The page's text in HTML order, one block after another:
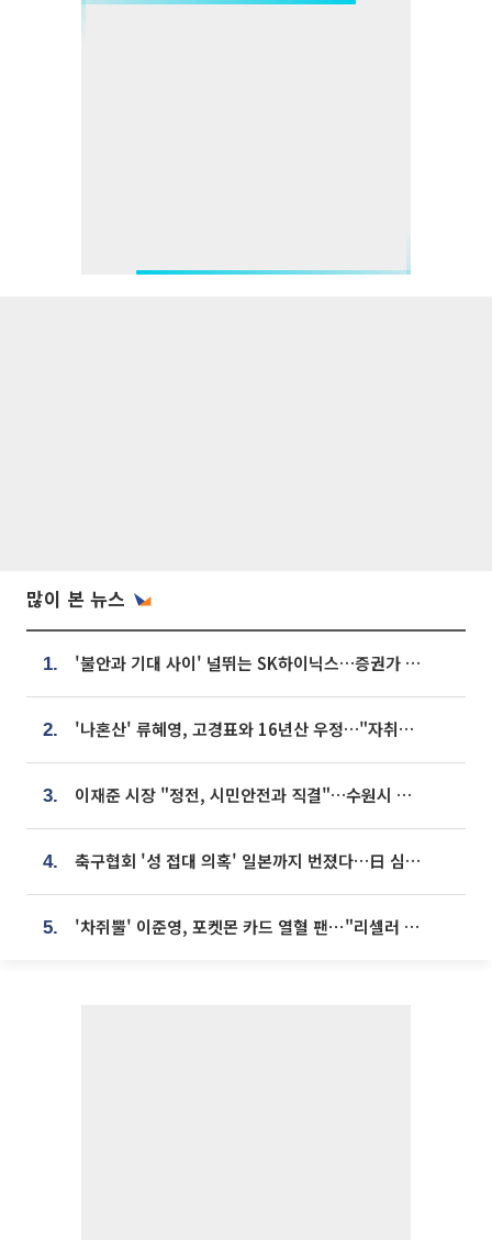
많이 본 뉴스
1. '불안과 기대 사이' 널뛰는 SK하이닉스…증권가 "HBM4·LTA 기반 펀터멘털 견고"
2. '나혼산' 류혜영, 고경표와 16년산 우정…"자취방서 부모님과 마주쳐"
3. 이재준 시장 "정전, 시민안전과 직결"…수원시 비상대응체계 가동
4. 축구협회 '성 접대 의혹' 일본까지 번졌다…日 심판 실명 공개
5. '차쥐뿔' 이준영, 포켓몬 카드 열혈 팬⋯"리셀러 처단할 것"